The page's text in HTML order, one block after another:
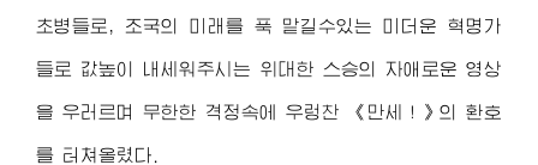
초병들로, 조국의 미래를 푹 맡길수있는 미더운 혁명가
들로 값높이 내세워주시는 위대한 스승의 자애로운 영상
을 우러르며 무한한 격정속에 우렁찬 《만세！》의 환호
를 터쳐올렸다.